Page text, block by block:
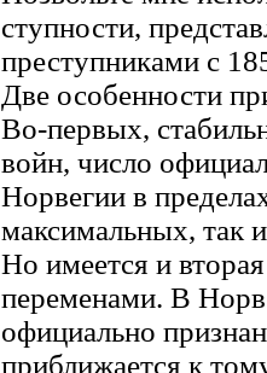
ступности,
преступниками с
Две особенности
Во-первых,
войн, число
Норвегии в
максимальных, так
Но имеется и
переменами. В
официально
приближается к